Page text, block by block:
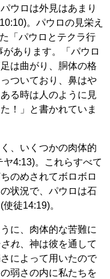
ウロは外見はあまり
。パウロの見栄え
「パウロとテクラ行
あります。「パウロ
は曲がり、胴体の格
ついており、鼻はや
る時は人のように見
！」と書かれていま
、いくつかの肉体的
4:13)。これらすべて
のめされてボロボロ
状況で、パウロは石
徒14:19)。
に、肉体的な苦難に
れ、神は彼を通して
によって用いたので
弱さの内に私たちを